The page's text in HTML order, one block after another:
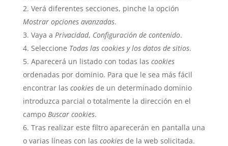
Verá diferentes secciones, pinche la opción
Mostrar opciones avanzadas.
Vaya a Privacidad, Configuración de contenido.
Seleccione Todas las cookies y los datos de sitios.
Aparecerá un listado con todas las cookies
ordenadas por dominio. Para que le sea más fácil
encontrar las cookiesde un determinado dominio
introduzca parcial o totalmente la dirección en el
campo Buscar cookies.
Tras realizar este filtro aparecerán en pantalla una
o varias líneas con las cookiesde la web solicitada.